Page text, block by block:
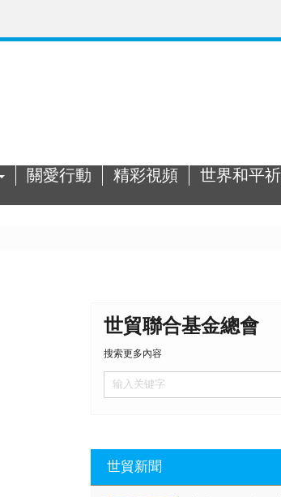
關愛行動 精彩視頻
世界和平
世貿聯合基金總會
搜索更多內容
世貿新聞